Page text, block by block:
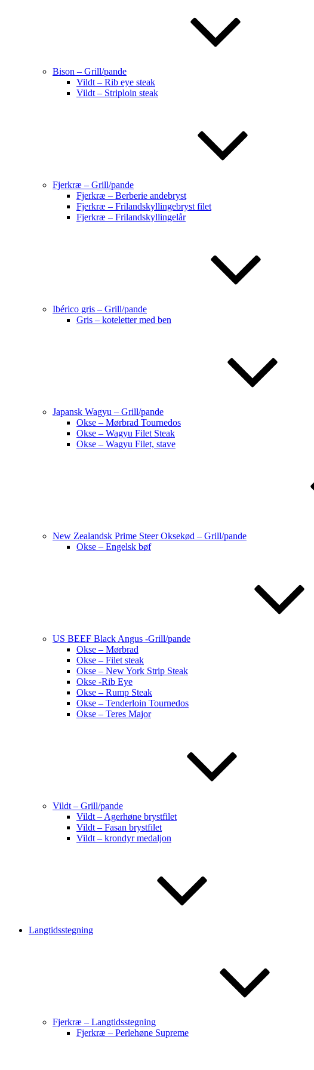
Bison – Grill/pande
Vildt – Rib eye steak
Vildt – Striploin steak
Fjerkræ – Grill/pande
Fjerkræ – Berberie andebryst
Fjerkræ – Frilandskyllingebryst filet
Fjerkræ – Frilandskyllingelår
Ibérico gris – Grill/pande
Gris – koteletter med ben
Japansk Wagyu – Grill/pande
Okse – Mørbrad Tournedos
Okse – Wagyu Filet Steak
Okse – Wagyu Filet, stave
New Zealandsk Prime Steer Oksekød – Grill/pande
Okse – Engelsk bøf
US BEEF Black Angus -Grill/pande
Okse – Mørbrad
Okse – Filet steak
Okse – New York Strip Steak
Okse -Rib Eye
Okse – Rump Steak
Okse – Tenderloin Tournedos
Okse – Teres Major
Vildt – Grill/pande
Vildt – Agerhøne brystfilet
Vildt – Fasan brystfilet
Vildt – krondyr medaljon
Langtidsstegning
Fjerkræ – Langtidsstegning
Fjerkræ – Perlehøne Supreme